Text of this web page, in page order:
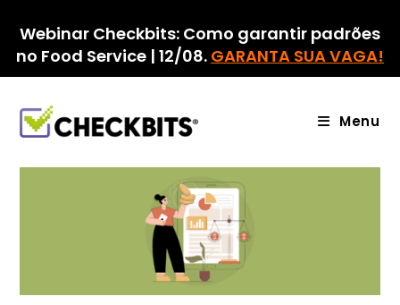
para
conteúdo
Webinar Checkbits: Como garantir padrões
no Food Service | 12/08. GARANTA SUA VAGA!
Menu